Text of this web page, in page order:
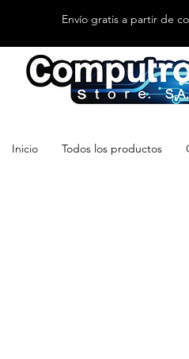
Envío gratis a partir de
Inicio Todos los productos